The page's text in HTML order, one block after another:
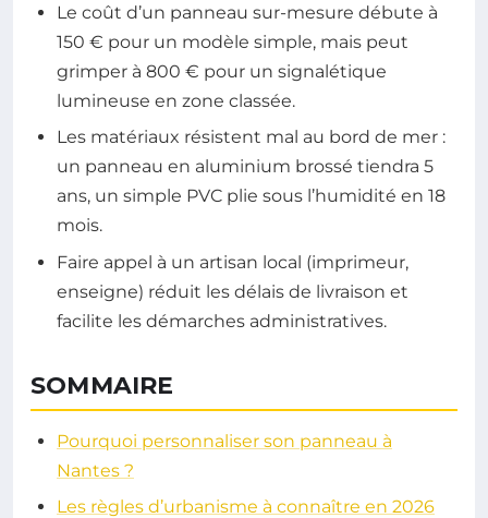
Le coût d’un panneau sur-mesure débute à
150 € pour un modèle simple, mais peut
grimper à 800 € pour un signalétique
lumineuse en zone classée.
Les matériaux résistent mal au bord de mer :
un panneau en aluminium brossé tiendra 5
ans, un simple PVC plie sous l’humidité en 18
mois.
Faire appel à un artisan local (imprimeur,
enseigne) réduit les délais de livraison et
facilite les démarches administratives.
SOMMAIRE
Pourquoi personnaliser son panneau à
Nantes ?
Les règles d’urbanisme à connaître en 2026